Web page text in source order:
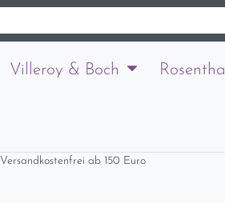
Villeroy & Boch Rosenthal
Versandkostenfrei ab 150 Euro